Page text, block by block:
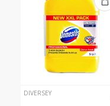
DIVERSEY